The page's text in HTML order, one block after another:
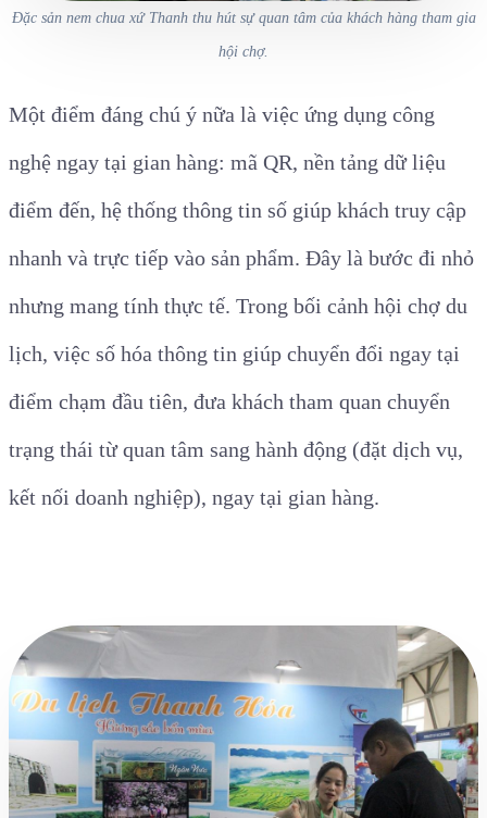
Đặc sản nem chua xứ Thanh thu hút sự quan tâm của khách hàng tham gia
hội chợ.
Một điểm đáng chú ý nữa là việc ứng dụng công
nghệ ngay tại gian hàng: mã QR, nền tảng dữ liệu
điểm đến, hệ thống thông tin số giúp khách truy cập
nhanh và trực tiếp vào sản phẩm. Đây là bước đi nhỏ
nhưng mang tính thực tế. Trong bối cảnh hội chợ du
lịch, việc số hóa thông tin giúp chuyển đổi ngay tại
điểm chạm đầu tiên, đưa khách tham quan chuyển
trạng thái từ quan tâm sang hành động (đặt dịch vụ,
kết nối doanh nghiệp), ngay tại gian hàng.